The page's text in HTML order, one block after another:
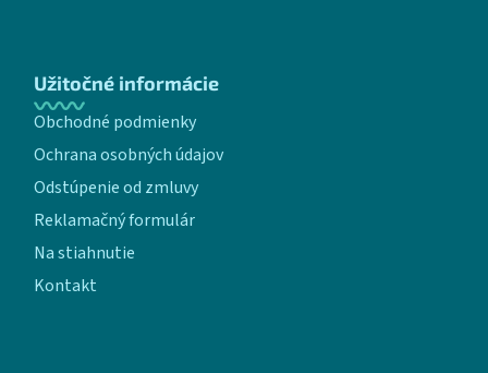
Užitočné informácie
Obchodné podmienky
Ochrana osobných údajov
Odstúpenie od zmluvy
Reklamačný formulár
Na stiahnutie
Kontakt